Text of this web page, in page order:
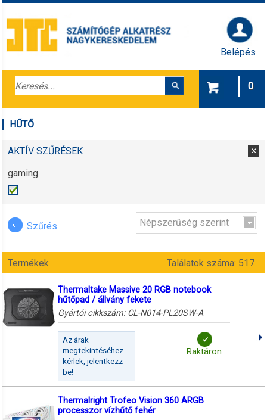
Belépés
0
HŰTŐ
AKTÍV SZŰRÉSEK
gaming
Szűrés Népszerűség szerint
Termékek Találatok száma: 517
Thermaltake Massive 20 RGB notebook
hűtőpad / állvány fekete
Gyártói cikkszám: CL-N014-PL20SW-A
Az árak
megtekintéséhez
kérlek, jelentkezz
be!
Raktáron
Thermalright Trofeo Vision 360 ARGB
processzor vízhűtő fehér